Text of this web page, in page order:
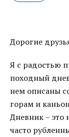
Дорогие
Я с радостью
походный
нем описаны
горам и
Дневник – это
часто